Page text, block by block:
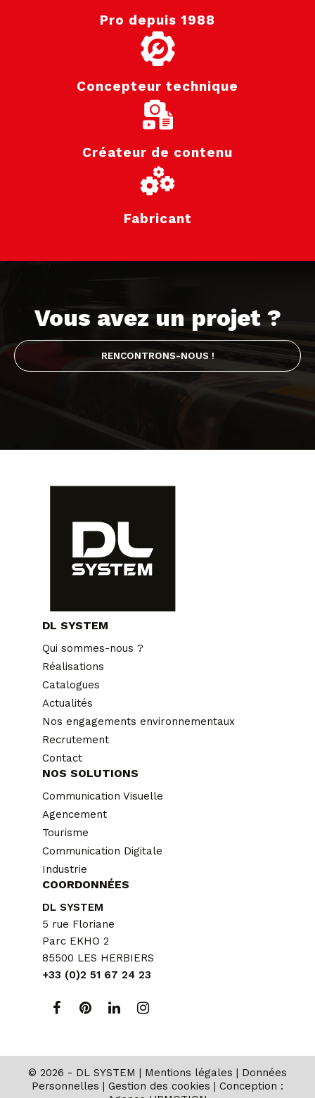
Pro depuis 1988
Concepteur technique
Créateur de contenu
Fabricant
Vous avez un projet ?
RENCONTRONS-NOUS !
DL SYSTEM
Qui sommes-nous ?
Réalisations
Catalogues
Actualités
Nos engagements environnementaux
Recrutement
Contact
NOS SOLUTIONS
Communication Visuelle
Agencement
Tourisme
Communication Digitale
Industrie
COORDONNÉES
DL SYSTEM
5 rue Floriane
Parc EKHO 2
85500 LES HERBIERS
+33 (0)2 51 67 24 23
© 2026 - DL SYSTEM | Mentions légales
Données
Personnelles
Gestion des cookies | Conception :